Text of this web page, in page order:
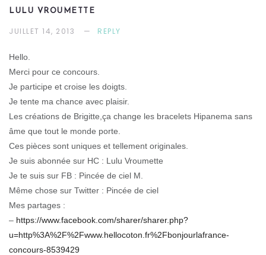
LULU VROUMETTE
JUILLET 14, 2013 REPLY
Hello.
Merci pour ce concours.
Je participe et croise les doigts.
Je tente ma chance avec plaisir.
Les créations de Brigitte,ça change les bracelets Hipanema sans
âme que tout le monde porte.
Ces pièces sont uniques et tellement originales.
Je suis abonnée sur HC : Lulu Vroumette
Je te suis sur FB : Pincée de ciel M.
Même chose sur Twitter : Pincée de ciel
Mes partages :
– https://www.facebook.com/sharer/sharer.php?
u=http%3A%2F%2Fwww.hellocoton.fr%2Fbonjourlafrance-
concours-8539429